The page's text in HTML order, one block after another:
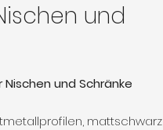
und
und Schränke
mattschwarz